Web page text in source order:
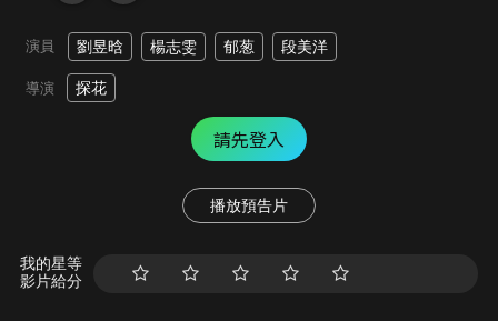
演員 劉昱晗 楊志雯 郁葱 段美洋
導演 探花
請先登入
播放預告片
我的星等
影片給分